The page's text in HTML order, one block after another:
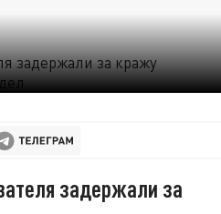
задержали за